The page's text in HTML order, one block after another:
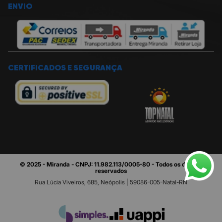
ENVIO
CERTIFICADOS E SEGURANÇA
© 2025 - Miranda - CNPJ: 11.982.113/0005-80 - Todos os direitos
reservados
Rua Lúcia Viveiros, 685, Neópolis | 59086-005-Natal-RN